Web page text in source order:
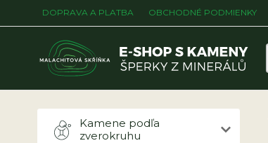
DOPRAVA A PLATBA OBCHODNÉ PODMIENKY
Kamene podľa
zverokruhu